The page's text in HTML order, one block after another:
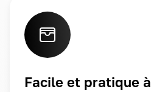
Facile et pratique